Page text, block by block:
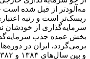
مه‌آلودتر از قبل شده
سرمایه‌گذاری از خودشان
بخش عمده جذب
برمی‌گردد، ایران در